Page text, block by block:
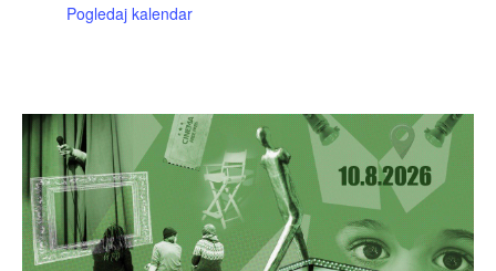
Pogledaj kalendar